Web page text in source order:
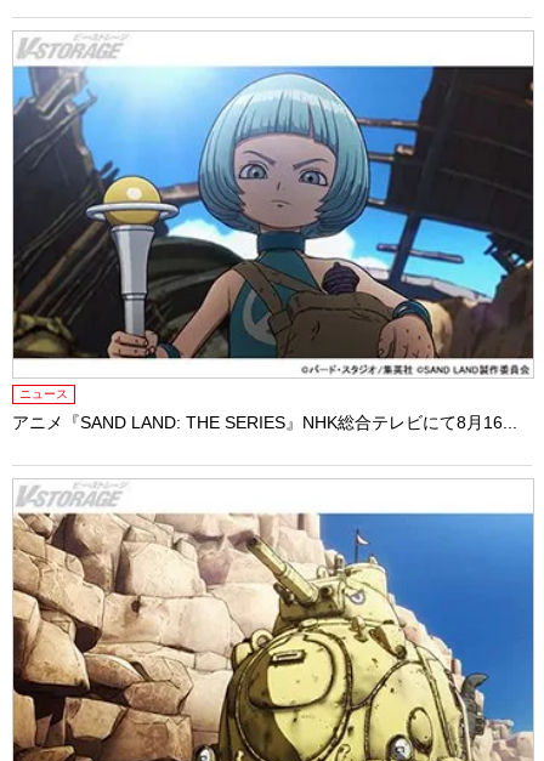
ニュース
アニメ『SAND LAND: THE SERIES』NHK総合テレビにて8月16...